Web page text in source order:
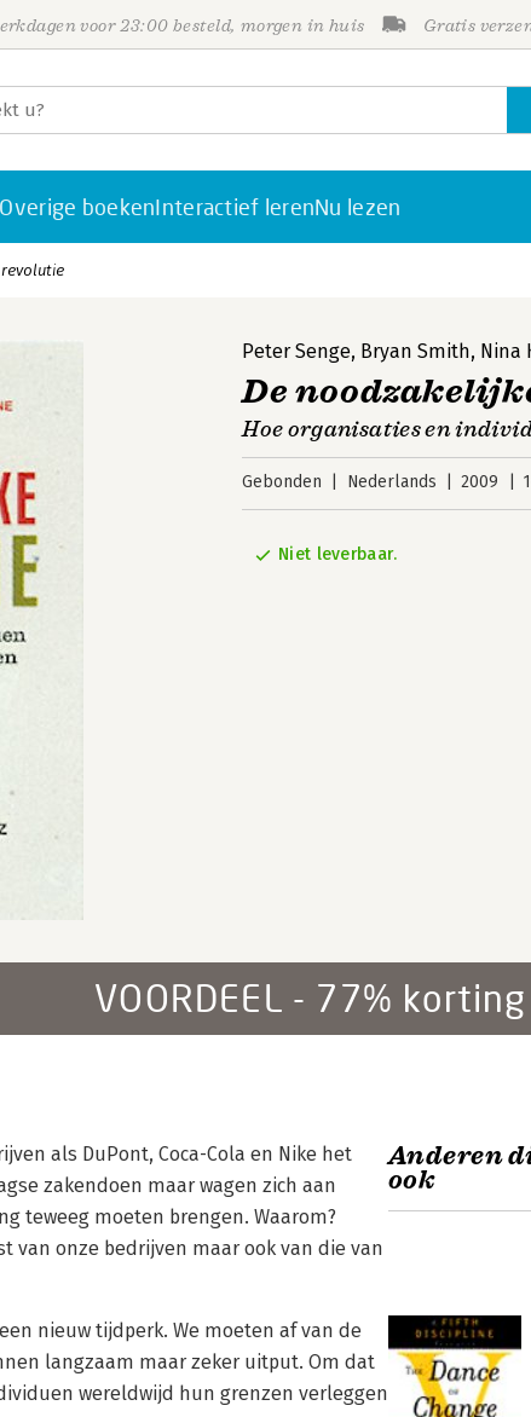
voor 23:00 besteld, morgen in huis Gratis
Overige boekenInteractief lerenNu lezen
Peter Senge, Bryan Smith, Nina
De
Hoe organisaties en
Gebonden Nederlands 2009
Niet leverbaar.
VOORDEEL - 77% korting
als DuPont, Coca-Cola en Nike het
zakendoen maar wagen zich aan
teweeg moeten brengen. Waarom?
van onze bedrijven maar ook van die van
nieuw tijdperk. We moeten af van de
langzaam maar zeker uitput. Om dat
wereldwijd hun grenzen verleggen
Anderen
ook